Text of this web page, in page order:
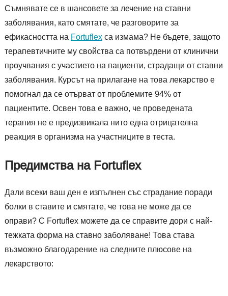
Съмнявате се в шансовете за лечение на ставни
заболявания, като смятате, че разговорите за
ефикасността на Fortuflexса измама? Не бъдете, защото
терапевтичните му свойства са потвърдени от клинични
проучвания с участието на пациенти, страдащи от ставни
заболявания. Курсът на прилагане на това лекарство е
помогнал да се отърват от проблемите 94% от
пациентите. Освен това е важно, че проведената
терапия не е предизвикала нито една отрицателна
реакция в организма на участниците в теста.
Предимства на Fortuflex
Дали всеки ваш ден е изпълнен със страдание поради
болки в ставите и смятате, че това не може да се
оправи? С Fortuflex можете да се справите дори с най-
тежката форма на ставно заболяване! Това става
възможно благодарение на следните плюсове на
лекарството: